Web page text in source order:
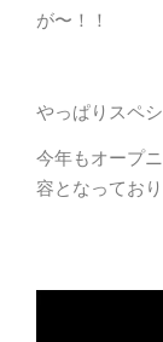
が〜！！
やっぱりスペ
今年もオープ
容となってお